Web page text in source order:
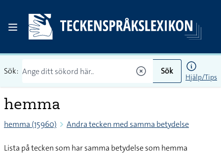
Sök: Sök
Hjälp/Tips
hemma
hemma (15960) Andra tecken med samma betydelse
Lista på tecken som har samma betydelse som hemma